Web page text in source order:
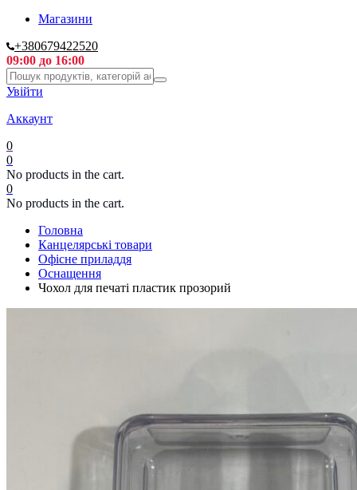
Магазини
+380679422520
09:00 до 16:00
Увійти
Аккаунт
0
0
No products in the cart.
0
No products in the cart.
Головна
Канцелярські товари
Офісне приладдя
Оснащення
Чохол для печаті пластик прозорий